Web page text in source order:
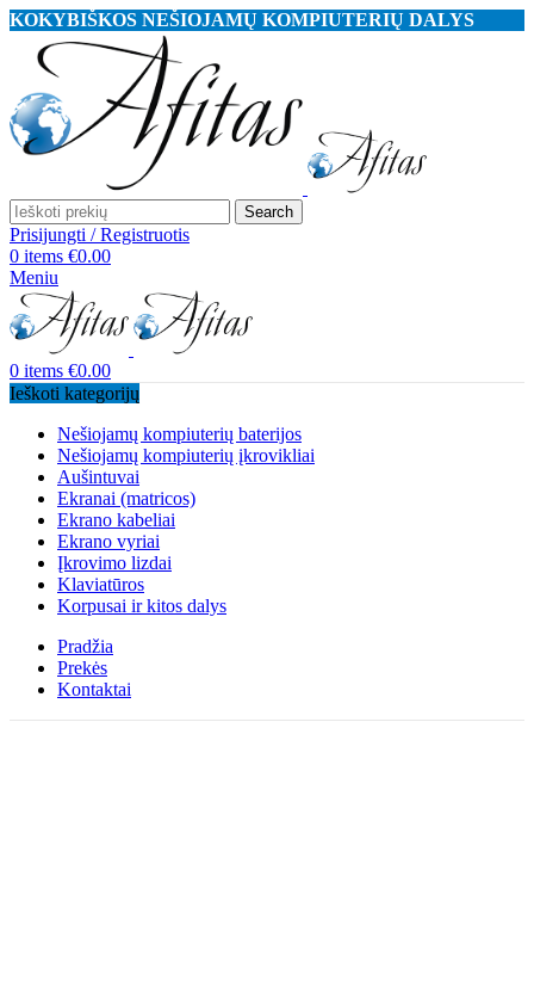
KOKYBIŠKOS NEŠIOJAMŲ KOMPIUTERIŲ DALYS
Search
Prisijungti / Registruotis
0 items €0.00
Meniu
0 items €0.00
Ieškoti kategorijų
Nešiojamų kompiuterių baterijos
Nešiojamų kompiuterių įkrovikliai
Aušintuvai
Ekranai (matricos)
Ekrano kabeliai
Ekrano vyriai
Įkrovimo lizdai
Klaviatūros
Korpusai ir kitos dalys
Pradžia
Prekės
Kontaktai